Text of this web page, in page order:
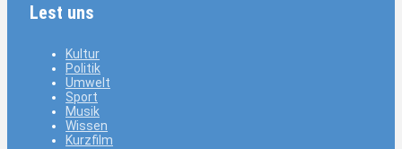
Lest uns
Kultur
Politik
Umwelt
Sport
Musik
Wissen
Kurzfilm